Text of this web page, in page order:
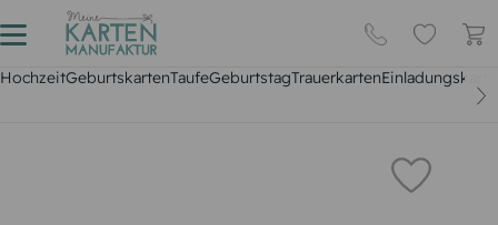
HochzeitGeburtskartenTaufeGeburtstagTrauerkarten